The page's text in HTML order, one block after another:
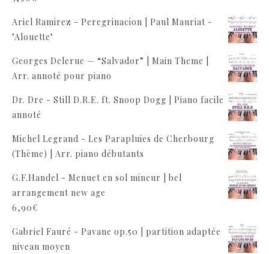
Ariel Ramirez - Peregrinacion | Paul Mauriat -
"Alouette"
Georges Delerue — “Salvador” | Main Theme |
Arr. annoté pour piano
Dr. Dre - Still D.R.E. ft. Snoop Dogg | Piano facile
annoté
Michel Legrand - Les Parapluies de Cherbourg
(Thème) | Arr. piano débutants
G.F.Handel - Menuet en sol mineur | bel
arrangement new age
6,90€
Gabriel Fauré - Pavane op.50 | partition adaptée
niveau moyen